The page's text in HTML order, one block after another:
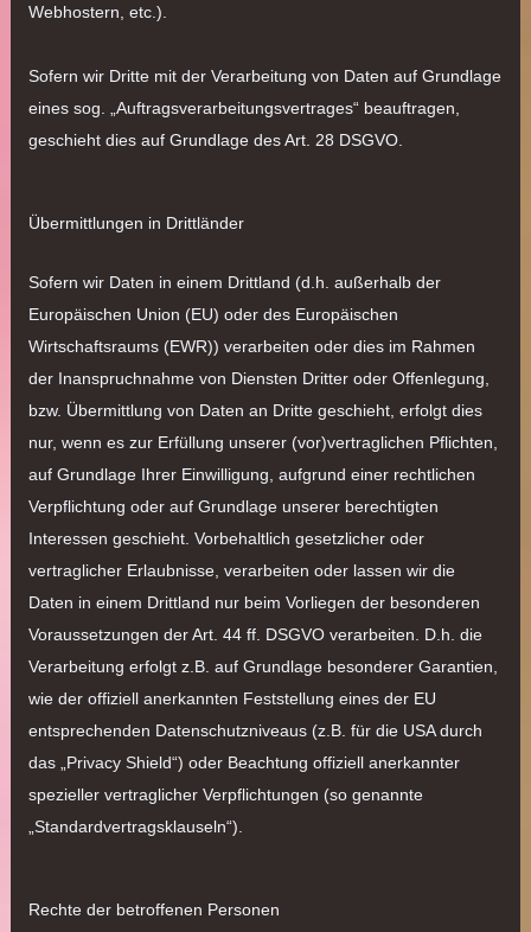
Webhostern, etc.).
Sofern wir Dritte mit der Verarbeitung von Daten auf Grundlage
eines sog. „Auftragsverarbeitungsvertrages“ beauftragen,
geschieht dies auf Grundlage des Art. 28 DSGVO.
Übermittlungen in Drittländer
Sofern wir Daten in einem Drittland (d.h. außerhalb der
Europäischen Union (EU) oder des Europäischen
Wirtschaftsraums (EWR)) verarbeiten oder dies im Rahmen
der Inanspruchnahme von Diensten Dritter oder Offenlegung,
bzw. Übermittlung von Daten an Dritte geschieht, erfolgt dies
nur, wenn es zur Erfüllung unserer (vor)vertraglichen Pflichten,
auf Grundlage Ihrer Einwilligung, aufgrund einer rechtlichen
Verpflichtung oder auf Grundlage unserer berechtigten
Interessen geschieht. Vorbehaltlich gesetzlicher oder
vertraglicher Erlaubnisse, verarbeiten oder lassen wir die
Daten in einem Drittland nur beim Vorliegen der besonderen
Voraussetzungen der Art. 44 ff. DSGVO verarbeiten. D.h. die
Verarbeitung erfolgt z.B. auf Grundlage besonderer Garantien,
wie der offiziell anerkannten Feststellung eines der EU
entsprechenden Datenschutzniveaus (z.B. für die USA durch
das „Privacy Shield“) oder Beachtung offiziell anerkannter
spezieller vertraglicher Verpflichtungen (so genannte
„Standardvertragsklauseln“).
Rechte der betroffenen Personen